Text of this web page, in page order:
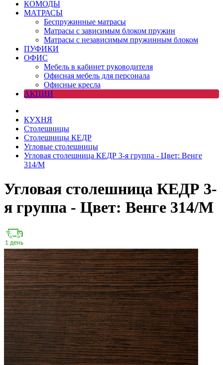
КОМОДЫ
МАТРАСЫ
Беспружинные матрасы
Матрасы с зависимым блоком пружин
Матрасы с независимым пружинным блоком
ПУФИКИ
ОФИС
Мебель в кабинет руководителя
Офисная мебель для персонала
Офисные кресла
АКЦИИ
КУХНЯ
Столешницы
Столешницы КЕДР
Угловые столешницы
Угловая столешница КЕДР 3-я группа - Цвет: Венге
314/M
Угловая столешница КЕДР 3-
я группа - Цвет: Венге 314/M